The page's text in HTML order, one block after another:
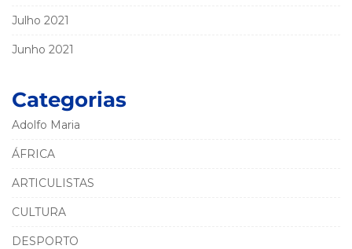
Julho 2021
Junho 2021
Categorias
Adolfo Maria
ÁFRICA
ARTICULISTAS
CULTURA
DESPORTO